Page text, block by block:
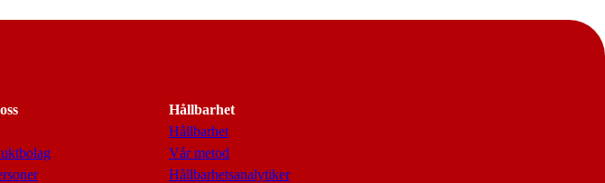
Hållbarhet
Hållbarhet
Vår metod
Hållbarhetsanalytiker